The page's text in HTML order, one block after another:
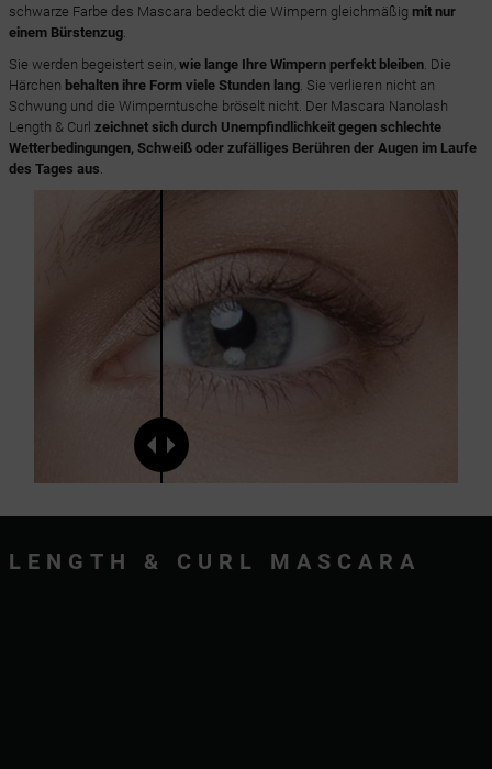
schwarze Farbe des Mascara bedeckt die Wimpern gleichmäßig mit nur
einem Bürstenzug.
Sie werden begeistert sein, wie lange Ihre Wimpern perfekt bleiben. Die
Härchen behalten ihre Form viele Stunden lang. Sie verlieren nicht an
Schwung und die Wimperntusche bröselt nicht. Der Mascara Nanolash
Length & Curl zeichnet sich durch Unempfindlichkeit gegen schlechte
Wetterbedingungen, Schweiß oder zufälliges Berühren der Augen im Laufe
des Tages aus.
LENGTH & CURL MASCARA